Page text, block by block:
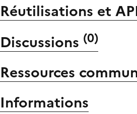
Réutilisations et
Discussions (0)
Ressources
Informations